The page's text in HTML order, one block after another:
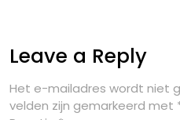
Leave a Reply
Het e-mailadres wordt niet
velden zijn gemarkeerd met